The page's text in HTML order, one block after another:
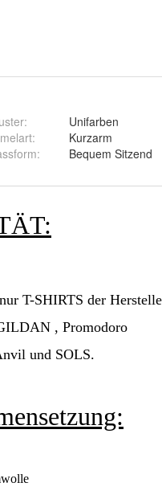
:
Unifarben
:
Kurzarm
: Bequem Sitzend